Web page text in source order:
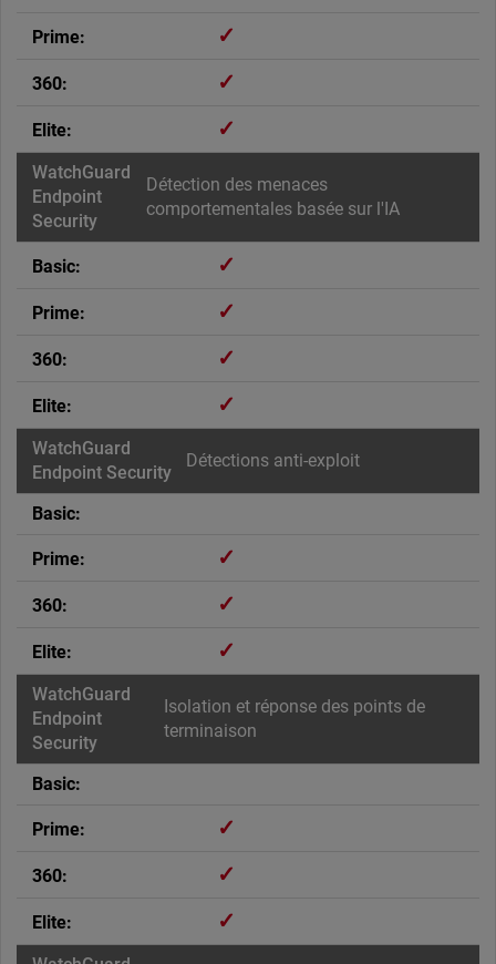
✓
✓
✓
Détection des menaces
comportementales basée sur l'IA
✓
✓
✓
✓
Détections anti-exploit
✓
✓
✓
Isolation et réponse des points de
terminaison
✓
✓
✓